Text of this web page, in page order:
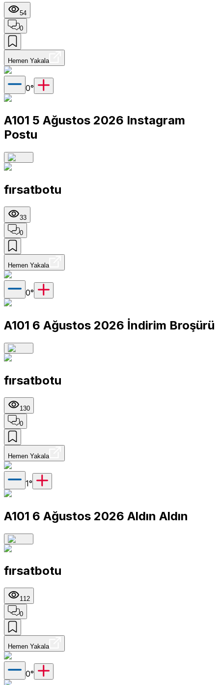
54
0
Hemen Yakala
0°
A101 5 Ağustos 2026 Instagram
Postu
fırsatbotu
33
0
Hemen Yakala
0°
A101 6 Ağustos 2026 İndirim Broşürü
fırsatbotu
130
0
Hemen Yakala
1°
A101 6 Ağustos 2026 Aldın Aldın
fırsatbotu
112
0
Hemen Yakala
0°